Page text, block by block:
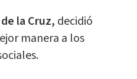
la Cruz, decidió
manera a los